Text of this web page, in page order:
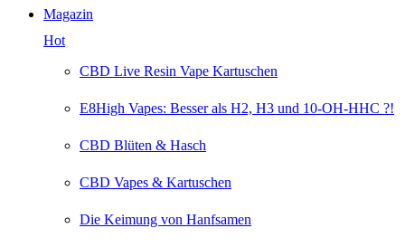
Magazin
Hot
CBD Live Resin Vape Kartuschen
E8High Vapes: Besser als H2, H3 und 10-OH-HHC ?!
CBD Blüten & Hasch
CBD Vapes & Kartuschen
Die Keimung von Hanfsamen